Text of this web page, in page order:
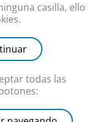
casilla, ello
todas las